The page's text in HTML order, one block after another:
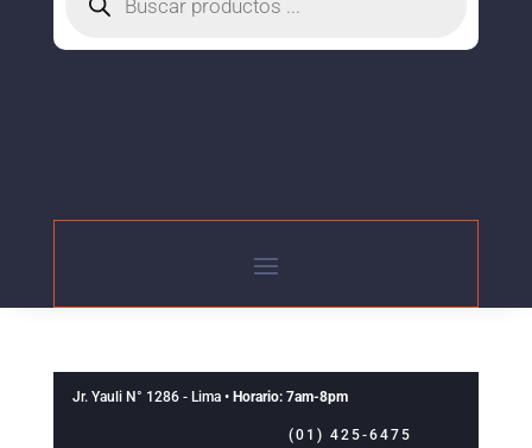
productos
Jr. Yauli N° 1286 - Lima • Horario: 7am-8pm
(01) 425-6475